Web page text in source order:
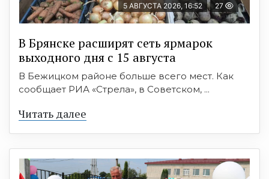
5 АВГУСТА 2026, 16:52 27
В Брянске расширят сеть ярмарок
выходного дня с 15 августа
В Бежицком районе больше всего мест. Как
сообщает РИА «Стрела», в Советском, ...
Читать далее